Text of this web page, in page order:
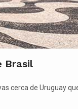
Brasil
cerca de Uruguay